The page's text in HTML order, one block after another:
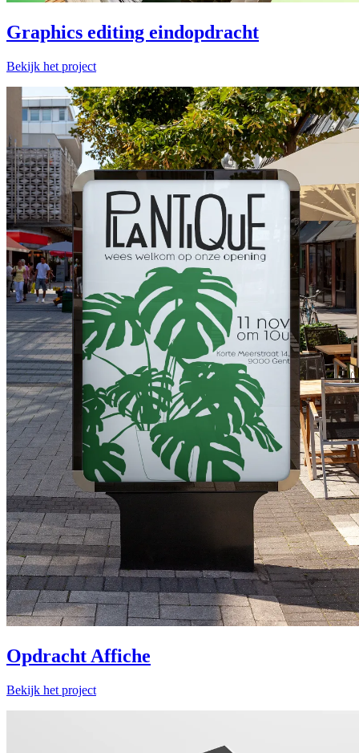
Graphics editing eindopdracht
Bekijk het project
Opdracht Affiche
Bekijk het project